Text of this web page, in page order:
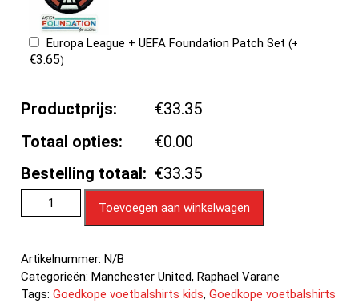
Europa League + UEFA Foundation Patch Set(+
€3.65)
Productprijs:
€33.35
Totaal opties:
€0.00
Bestelling totaal: €33.35
Toevoegen aan winkelwagen
Artikelnummer:N/B
Categorieën:Manchester United,Raphael Varane
Tags:Goedkope voetbalshirts kids,Goedkope voetbalshirts